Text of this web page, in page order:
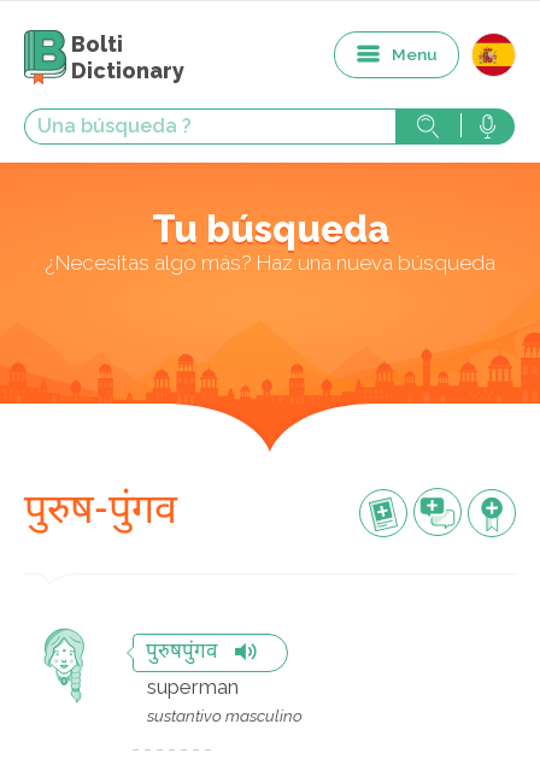
Bolti
Dictionary
Menu
Tu búsqueda
¿Necesitas algo más? Haz una nueva búsqueda
पुरुष-पुंगव
पुरुषपुंगव
superman
sustantivo masculino